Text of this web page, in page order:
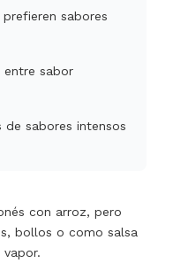
sabores
sabor
de sabores intensos
con arroz, pero
bollos o como salsa